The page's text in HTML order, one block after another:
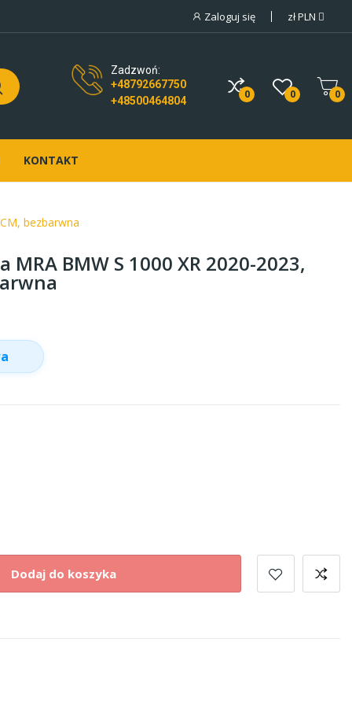
Zaloguj się złPLN
Zadzwoń:
+48792667750
+48500464804
0 0 0
KONTAKT
bezbarwna
BMW S 1000 XR 2020-2023,
Dodaj do koszyka